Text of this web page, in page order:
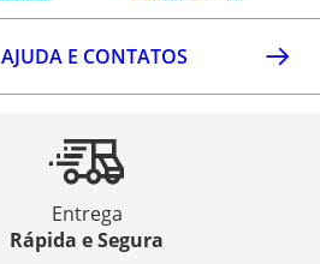
AJUDA E CONTATOS
Entrega
Rápida e Segura